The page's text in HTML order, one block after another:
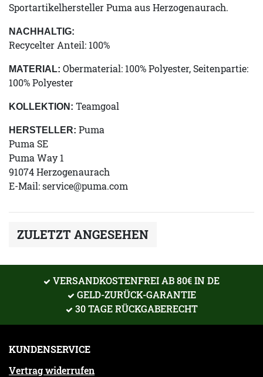
Sportartikelhersteller Puma aus Herzogenaurach.
NACHHALTIG:
Recycelter Anteil: 100%
MATERIAL: Obermaterial: 100% Polyester, Seitenpartie:
100% Polyester
KOLLEKTION: Teamgoal
HERSTELLER: Puma
Puma SE
Puma Way 1
91074 Herzogenaurach
E-Mail:service@puma.com
ZULETZT ANGESEHEN
VERSANDKOSTENFREI AB 80€ IN DE
GELD-ZURÜCK-GARANTIE
30 TAGE RÜCKGABERECHT
KUNDENSERVICE
Vertrag widerrufen